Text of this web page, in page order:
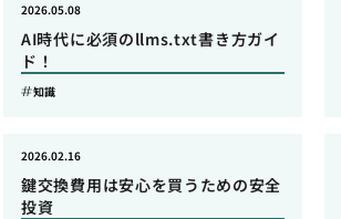
AI時代に必須のllms.txt書き方ガイ
ド！
2026.05.08
知識
鍵交換費用は安心を買うための安全
投資
2026.02.16